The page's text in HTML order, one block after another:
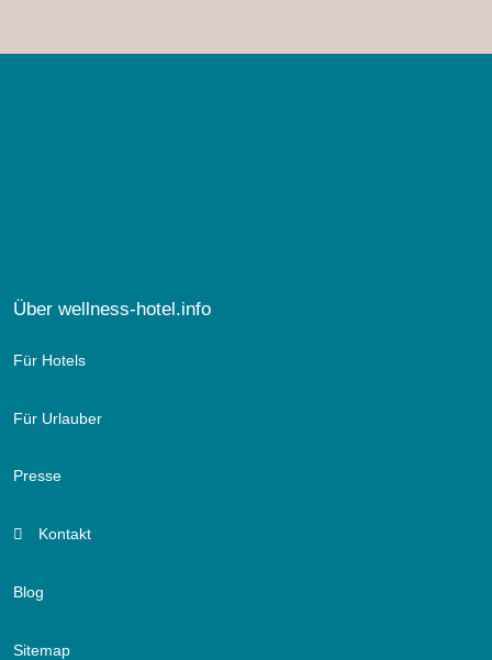
Über wellness-hotel.info
Für Hotels
Für Urlauber
Presse
Kontakt
Blog
Sitemap